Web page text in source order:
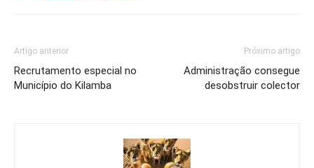
Artigo anterior
Recrutamento especial no
Município do Kilamba
Próximo artigo
Administração consegue
desobstruir colector